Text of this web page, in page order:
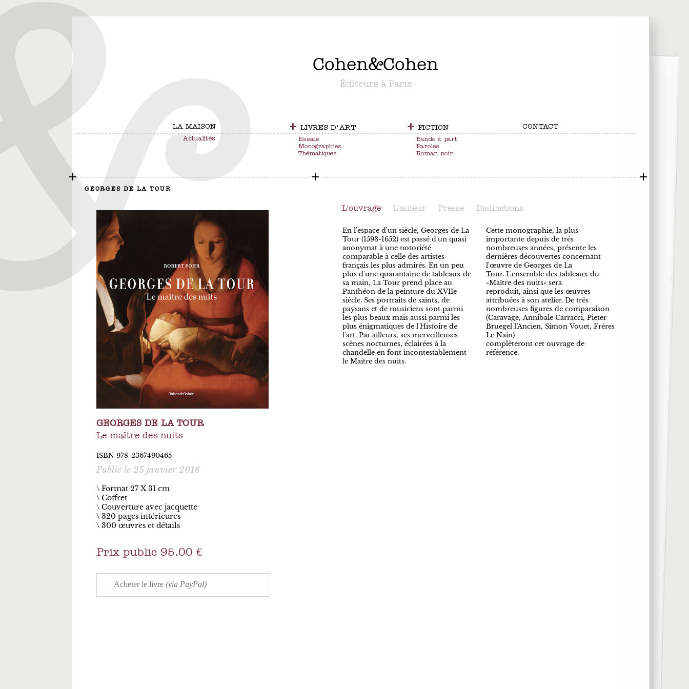
Cohen&Cohen
Éditeurs à Paris
LA MAISON
Actualités
+LIVRES D'ART
Essais
Monographies
Thématiques
+ FICTION
Bande à part
Paroles
Roman noir
CONTACT
GEORGES DE LA TOUR
GEORGES DE LA TOUR
Le maître des nuits
ISBN 978-2367490465
Publié le 25 janvier 2018
\ Format 27 X 31 cm
Coffret
Couverture avec jacquette
320 pages intérieures
300 œuvres et détails
Prix public 95.00 €
L'ouvrage L'auteur Presse Distinctions
En l'espace d'un siècle, Georges de La
Tour (1593-1652) est passé d'un quasi
anonymat à une notoriété
comparable à celle des artistes
français les plus admirés. En un peu
plus d'une quarantaine de tableaux de
sa main, La Tour prend place au
Panthéon de la peinture du XVIIe
siècle. Ses portraits de saints, de
paysans et de musiciens sont parmi
les plus beaux mais aussi parmi les
plus énigmatiques de l'Histoire de
l'art. Par ailleurs, ses merveilleuses
scènes nocturnes, éclairées à la
chandelle en font incontestablement
le Maitre des nuits.
Cette monographie, la plus
importante depuis de très
nombreuses années, présente les
dernières découvertes concernant
l'œuvre de Georges de La
Tour. L'ensemble des tableaux du
«Maître des nuits» sera
reproduit, ainsi que les œuvres
attribuées à son atelier. De très
nombreuses figures de comparaison
(Caravage, Annibale Carracci, Pieter
Bruegel l’Ancien, Simon Vouet, Frères
Le Nain)
complèteront cet ouvrage de
référence.